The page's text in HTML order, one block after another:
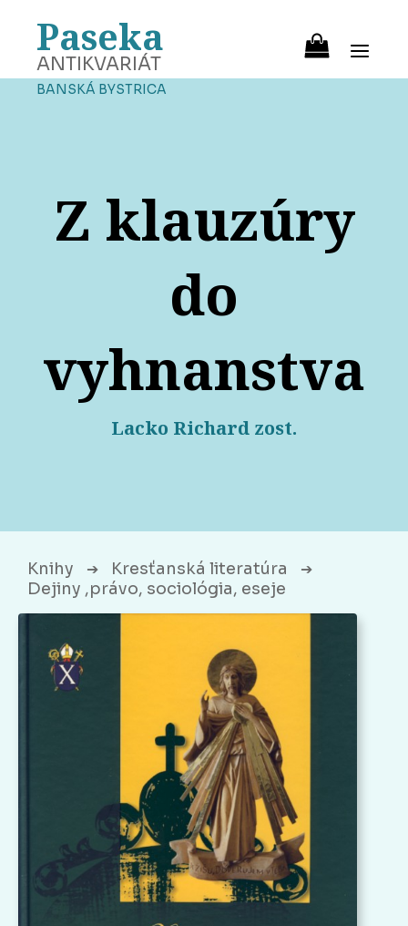
Paseka
ANTIKVARIÁT
BANSKÁ BYSTRICA
Z klauzúry
do
vyhnanstva
Lacko Richard zost.
Knihy ➔ Kresťanská literatúra ➔
Dejiny ,právo, sociológia, eseje